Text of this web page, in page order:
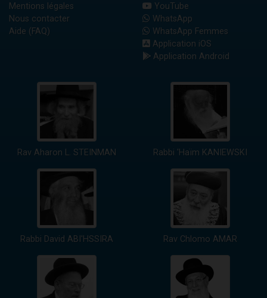
Mentions légales
Nous contacter
Aide (FAQ)
YouTube
WhatsApp
WhatsApp Femmes
Application iOS
Application Android
Rav Aharon L. STEINMAN Rabbi 'Haïm KANIEWSKI
Rabbi David ABI'HSSIRA Rav Chlomo AMAR